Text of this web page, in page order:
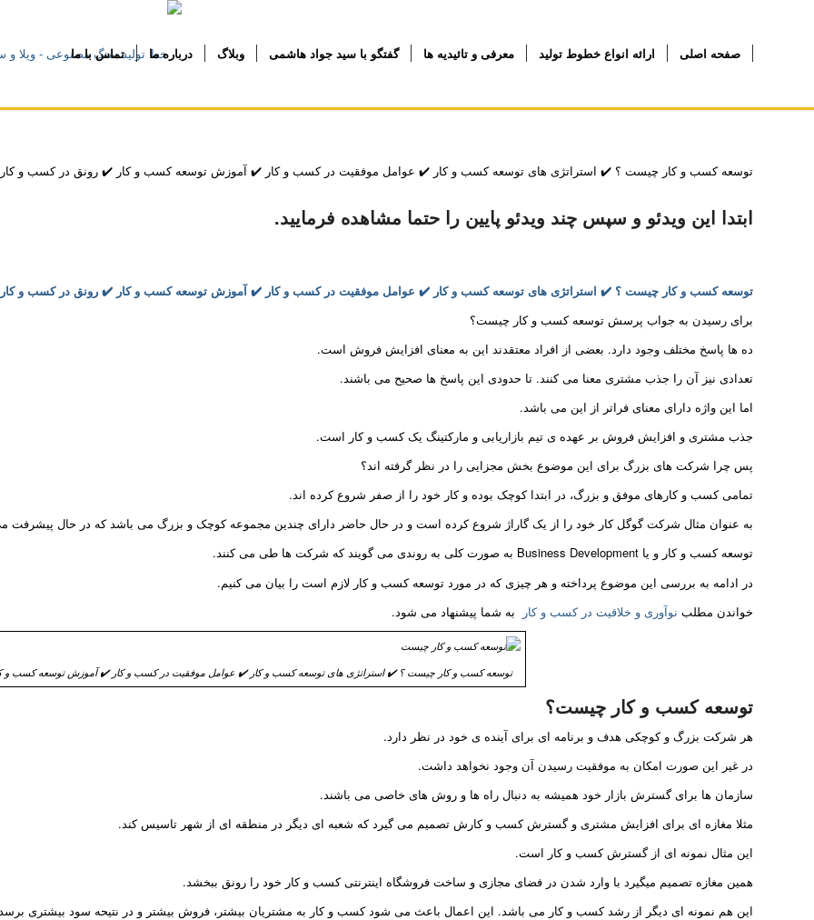
صفحه اصلی ارائه انواع خطوط تولید معرفی و تائیدیه ها گفتگو با سید جواد هاشمی وبلاگ درباره ما تماس با ما
توسعه کسب و کار چیست ؟ ✔️ استراتژی های توسعه کسب و کار ✔️ عوامل موفقیت در کسب و کار ✔️ آموزش توسعه کسب و کار ✔️ رونق در کسب و کار
ابتدا این ویدئو و سپس چند ویدئو پایین را حتما مشاهده فرمایید.
توسعه کسب و کار چیست ؟ ✔️ استراتژی های توسعه کسب و کار ✔️ عوامل موفقیت در کسب و کار ✔️ آموزش توسعه کسب و کار ✔️ رونق در کسب و کار
برای رسیدن به جواب پرسش توسعه کسب و کار چیست؟
ده ها پاسخ مختلف وجود دارد. بعضی از افراد معتقدند این به معنای افزایش فروش است.
تعدادی نیز آن را جذب مشتری معنا می کنند. تا حدودی این پاسخ ها صحیح می باشند.
اما این واژه دارای معنای فراتر از این می باشد.
جذب مشتری و افزایش فروش بر عهده ی تیم بازاریابی و مارکتینگ یک کسب و کار است.
پس چرا شرکت های بزرگ برای این موضوع بخش مجزایی را در نظر گرفته اند؟
تمامی کسب و کارهای موفق و بزرگ، در ابتدا کوچک بوده و کار خود را از صفر شروع کرده اند.
به عنوان مثال شرکت گوگل کار خود را از یک گاراژ شروع کرده است و در حال حاضر دارای چندین مجموعه کوچک و بزرگ می باشد که در حال پیشرفت
توسعه کسب و کار و یا Business Development به صورت کلی به روندی می گویند که شرکت ها طی می کنند.
در ادامه به بررسی این موضوع پرداخته و هر چیزی که در مورد توسعه کسب و کار لازم است را بیان می کنیم.
خواندن مطلب نوآوری و خلاقیت در کسب و کار به شما پیشنهاد می شود.
توسعه کسب و کار چیست ؟ ✔️ استراتژی های توسعه کسب و کار ✔️ عوامل موفقیت در کسب و کار ✔️ آموزش توسعه کسب و
توسعه کسب و کار چیست؟
هر شرکت بزرگ و کوچکی هدف و برنامه ای برای آینده ی خود در نظر دارد.
در غیر این صورت امکان به موفقیت رسیدن آن وجود نخواهد داشت.
سازمان ها برای گسترش بازار خود همیشه به دنبال راه ها و روش های خاصی می باشند.
مثلا مغازه ای برای افزایش مشتری و گسترش کسب و کارش تصمیم می گیرد که شعبه ای دیگر در منطقه ای از شهر تاسیس کند.
این مثال نمونه ای از گسترش کسب و کار است.
همین مغازه تصمیم میگیرد با وارد شدن در فضای مجازی و ساخت فروشگاه اینترنتی کسب و کار خود را رونق ببخشد.
این هم نمونه ای دیگر از رشد کسب و کار می باشد. این اعمال باعث می شود کسب و کار به مشتریان بیشتر، فروش بیشتر و در نتیحه سود بیشتری